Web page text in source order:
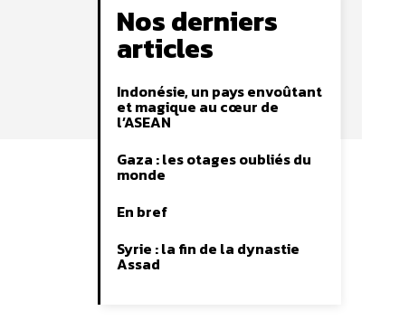
Nos derniers
articles
Indonésie, un pays envoûtant
et magique au cœur de
l’ASEAN
Gaza : les otages oubliés du
monde
En bref
Syrie : la fin de la dynastie
Assad